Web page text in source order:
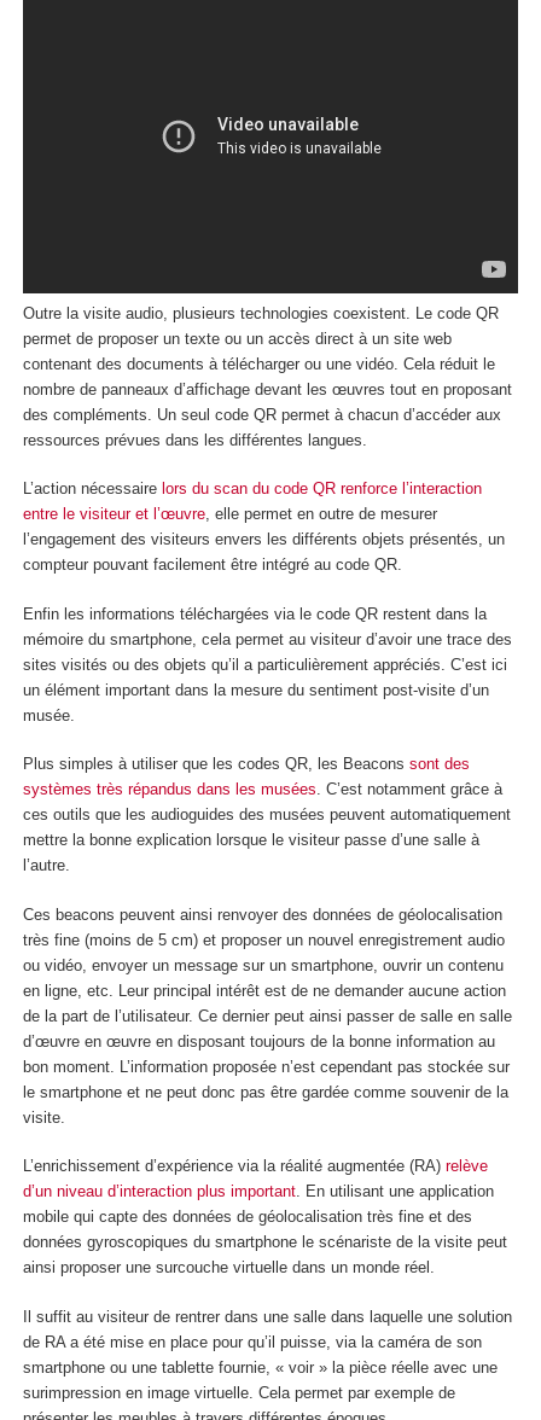
Outre la visite audio, plusieurs technologies coexistent. Le code QR
permet de proposer un texte ou un accès direct à un site web
contenant des documents à télécharger ou une vidéo. Cela réduit le
nombre de panneaux d’affichage devant les œuvres tout en proposant
des compléments. Un seul code QR permet à chacun d’accéder aux
ressources prévues dans les différentes langues.
L’action nécessaire lors du scan du code QR renforce l’interaction
entre le visiteur et l’œuvre, elle permet en outre de mesurer
l’engagement des visiteurs envers les différents objets présentés, un
compteur pouvant facilement être intégré au code QR.
Enfin les informations téléchargées via le code QR restent dans la
mémoire du smartphone, cela permet au visiteur d’avoir une trace des
sites visités ou des objets qu’il a particulièrement appréciés. C’est ici
un élément important dans la mesure du sentiment post-visite d’un
musée.
Plus simples à utiliser que les codes QR, les Beacons sont des
systèmes très répandus dans les musées. C’est notamment grâce à
ces outils que les audioguides des musées peuvent automatiquement
mettre la bonne explication lorsque le visiteur passe d’une salle à
l’autre.
Ces beacons peuvent ainsi renvoyer des données de géolocalisation
très fine (moins de 5 cm) et proposer un nouvel enregistrement audio
ou vidéo, envoyer un message sur un smartphone, ouvrir un contenu
en ligne, etc. Leur principal intérêt est de ne demander aucune action
de la part de l’utilisateur. Ce dernier peut ainsi passer de salle en salle
d’œuvre en œuvre en disposant toujours de la bonne information au
bon moment. L’information proposée n’est cependant pas stockée sur
le smartphone et ne peut donc pas être gardée comme souvenir de la
visite.
L’enrichissement d’expérience via la réalité augmentée (RA) relève
d’un niveau d’interaction plus important. En utilisant une application
mobile qui capte des données de géolocalisation très fine et des
données gyroscopiques du smartphone le scénariste de la visite peut
ainsi proposer une surcouche virtuelle dans un monde réel.
Il suffit au visiteur de rentrer dans une salle dans laquelle une solution
de RA a été mise en place pour qu’il puisse, via la caméra de son
smartphone ou une tablette fournie, « voir » la pièce réelle avec une
surimpression en image virtuelle. Cela permet par exemple de